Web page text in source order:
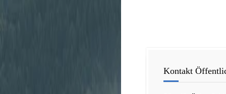
Kontakt